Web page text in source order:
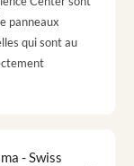
panneaux
qui sont au
- Swiss